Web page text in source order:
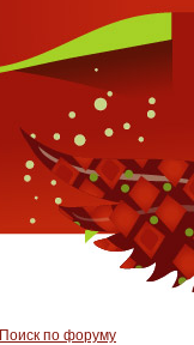
Поиск по форуму